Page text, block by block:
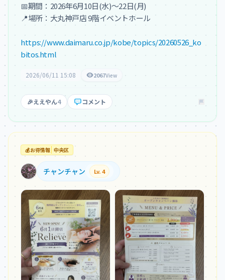
📅期間：2026年6月10日(水)〜22日(月)
📍場所：大丸神戸店 9階イベントホール
https://www.daimaru.co.jp/kobe/topics/20260526_ko
bitos.html
2026/06/11 15:08 2067View
🎉ええやん4 コメント
💰お得情報 中央区
チャンチャン Lv. 4